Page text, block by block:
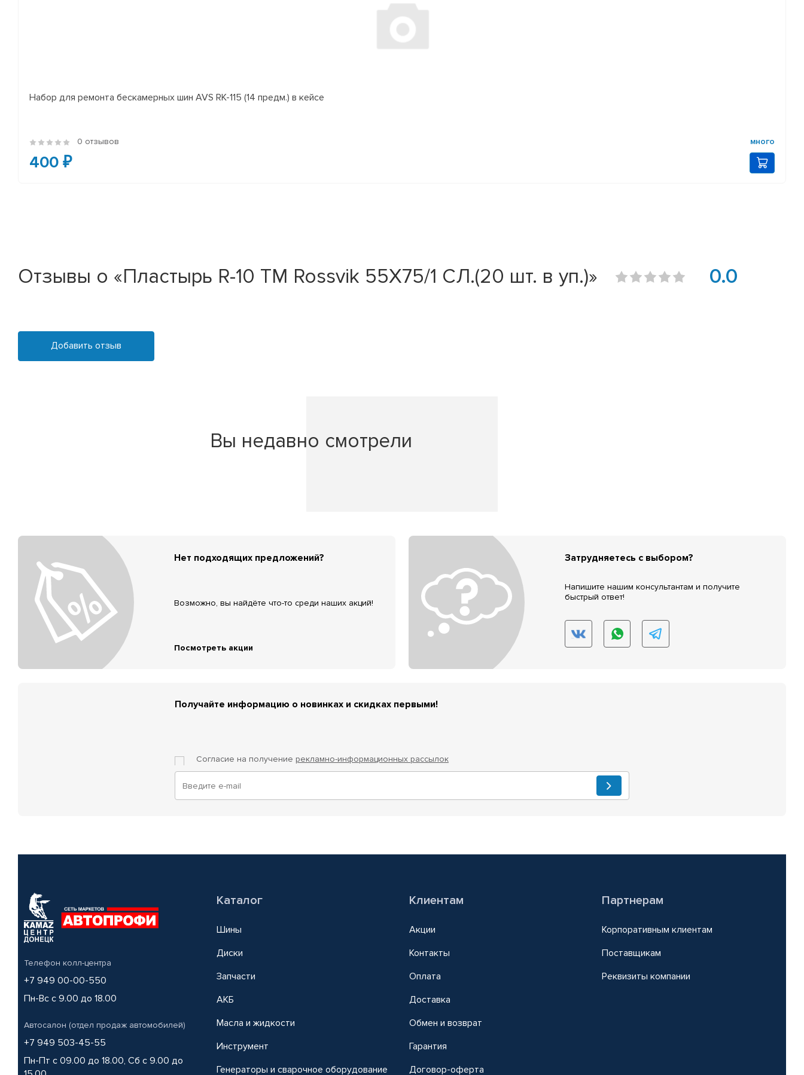
Набор для ремонта бескамерных шин AVS RK-115 (14 предм.) в кейсе
0 отзывов много
400 ₽
Отзывы о «Пластырь R-10 ТМ Rossvik 55Х75/1 СЛ.(20 шт. в уп.)» 0.0
Добавить отзыв
Вы недавно смотрели
Нет подходящих предложений?
Возможно, вы найдёте что-то среди наших акций!
Посмотреть акции
Затрудняетесь с выбором?
Напишите нашим консультантам и получите
быстрый ответ!
Получайте информацию о новинках и скидках первыми!
Согласие на получение рекламно-информационных рассылок
Телефон колл-центра
+7 949 00-00-550
Пн-Вс с 9.00 до 18.00
Автосалон (отдел продаж автомобилей)
+7 949 503-45-55
Пн-Пт с 09.00 до 18.00, Сб с 9.00 до
Каталог
Шины
Диски
Запчасти
АКБ
Масла и жидкости
Инструмент
Генераторы и сварочное оборудование
Клиентам
Акции
Контакты
Оплата
Доставка
Обмен и возврат
Гарантия
Договор-оферта
Партнерам
Корпоративным клиентам
Поставщикам
Реквизиты компании